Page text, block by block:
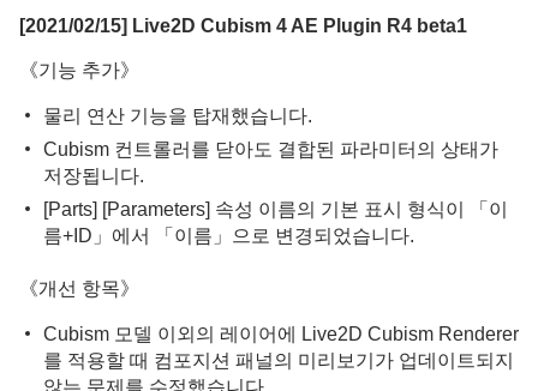
[2021/02/15] Live2D Cubism 4 AE Plugin R4 beta1
《기능 추가》
물리 연산 기능을 탑재했습니다.
Cubism 컨트롤러를 닫아도 결합된 파라미터의 상태가
저장됩니다.
[Parts] [Parameters] 속성 이름의 기본 표시 형식이 「이
름+ID」에서 「이름」으로 변경되었습니다.
《개선 항목》
Cubism 모델 이외의 레이어에 Live2D Cubism Renderer
를 적용할 때 컴포지션 패널의 미리보기가 업데이트되지
않는 문제를 수정했습니다.